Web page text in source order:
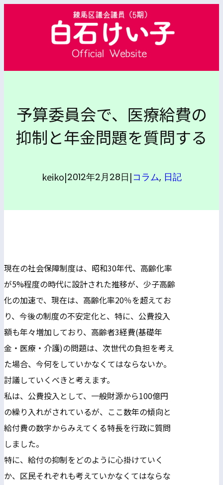
プ
予算委員会で、医療給費の
抑制と年金問題を質問する
keiko|2012年2月28日 |コラム, 日記
現在の社会保障制度は、昭和30年代、高齢化率
が5%程度の時代に設計された推移が、少子高齢
化の加速で、現在は、高齢化率20％を超えてお
り、今後の制度の不安定化と、特に、公費投入
額も年々増加しており、高齢者3経費(基礎年
金・医療・介護)の問題は、次世代の負担を考え
た場合、今何をしていかなくてはならないか。
討議していくべきと考えます。
私は、公費投入として、一般財源から100億円
の繰り入れがされているが、ここ数年の傾向と
給付費の数字からみえてくる特長を行政に質問
しました。
特に、給付の抑制をどのように心掛けていく
か、区民それぞれも考えていかなくてはならな